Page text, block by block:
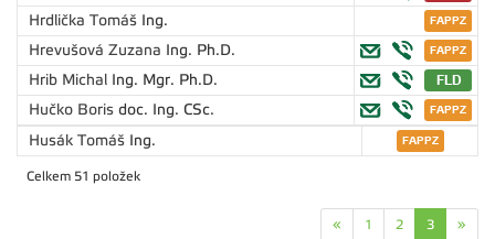
Hrdlička Tomáš Ing.
Hrevušová Zuzana Ing. Ph.D.
Hrib Michal Ing. Mgr. Ph.D.
Hučko Boris doc. Ing. CSc.
Husák Tomáš Ing.
Celkem 51 položek
« 1 2 3 »